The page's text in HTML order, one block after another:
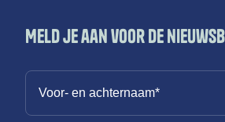
Meld je aan voor de